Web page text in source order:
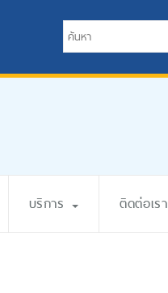
บริการ ติดต่อเรา